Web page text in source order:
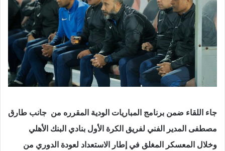
جاء اللقاء ضمن برنامج المباريات الودية المقرره من جانب طارق
مصطفى المدير الفني لفريق الكرة الأول بنادي البنك الأهلي
وخلال المعسكر المغلق في إطار الاستعداد لعودة الدوري من